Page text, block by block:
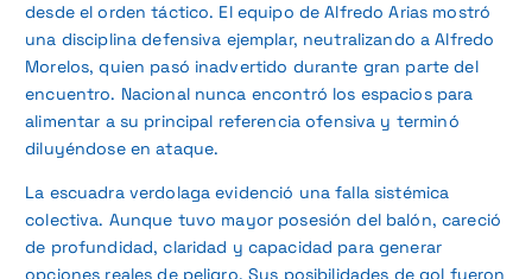
desde el orden táctico. El equipo de Alfredo Arias mostró
una disciplina defensiva ejemplar, neutralizando a Alfredo
Morelos, quien pasó inadvertido durante gran parte del
encuentro. Nacional nunca encontró los espacios para
alimentar a su principal referencia ofensiva y terminó
diluyéndose en ataque.
La escuadra verdolaga evidenció una falla sistémica
colectiva. Aunque tuvo mayor posesión del balón, careció
de profundidad, claridad y capacidad para generar
opciones reales de peligro. Sus posibilidades de gol fueron